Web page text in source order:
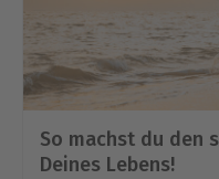
So machst du den
Deines Lebens!